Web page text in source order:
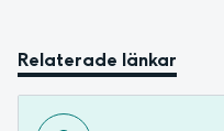
Relaterade länkar